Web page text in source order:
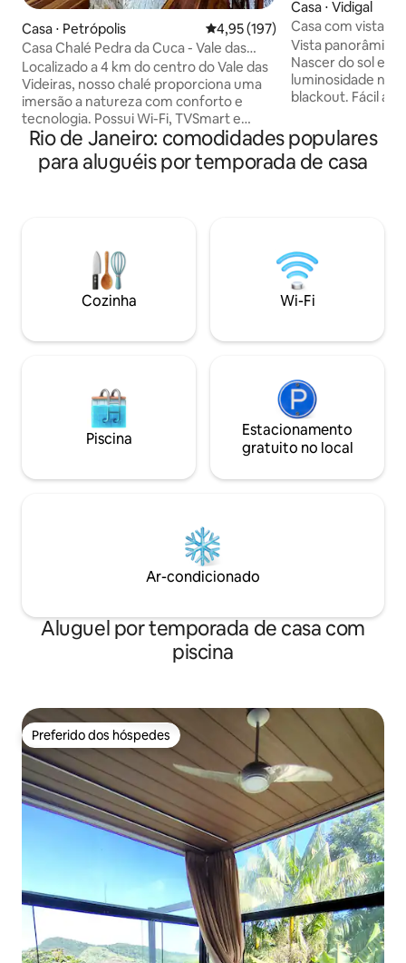
Casa ⋅ Petrópolis 4,95 de uma avaliação média de
4,95 (197)
Casa Chalé Pedra da Cuca - Vale das
Videiras
Localizado a 4 km do centro do Vale das
Videiras, nosso chalé proporciona uma
imersão a natureza com conforto e
tecnologia. Possui Wi-Fi, TVSmart e
máquina Nespresso para desfrutar suas
bebidas favoritas. O chalé possui uma
suíte, mezanino para até 4 pessoas,
poucos min das cachoeiras Ponte Funda
e Sete Quedas. Aceitamos animais de
estimação.
Casa ⋅ Vidigal
Casa com vista
praias.
Vista panorâmica
Nascer do sol em
luminosidade
blackout. Fácil
Está a 8 minutos
e de carro, a 5 e
Leblon e
check-in: a partir
Rio de Janeiro: comodidades populares
para aluguéis por temporada de casa
Cozinha Wi-Fi
Piscina
Estacionamento
gratuito no local
Ar-condicionado
Aluguel por temporada de casa com
piscina
Preferido dos hóspedes
Preferido dos hóspedes